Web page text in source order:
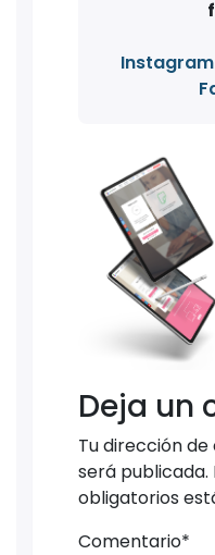
Deja un
Tu dirección
será publicada.
obligatorios
Comentario*